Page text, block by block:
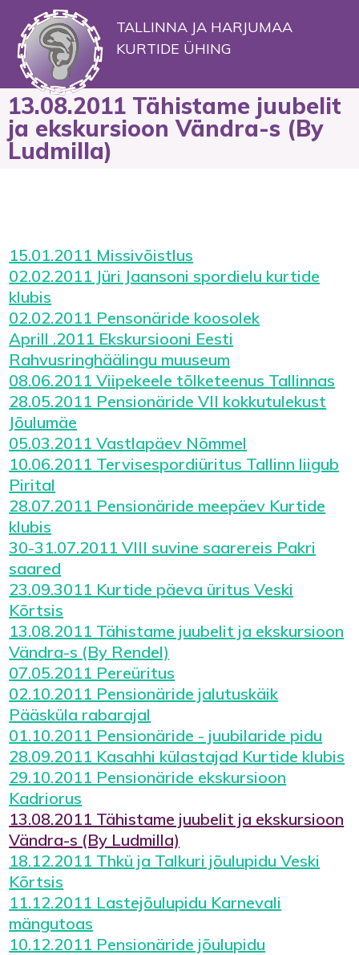
TALLINNA JA HARJUMAA
KURTIDE ÜHING
13.08.2011 Tähistame juubelit
ja ekskursioon Vändra-s (By
Ludmilla)
15.01.2011 Missivõistlus
02.02.2011 Jüri Jaansoni spordielu kurtide
klubis
02.02.2011 Pensonäride koosolek
Aprill .2011 Ekskursiooni Eesti
Rahvusringhäälingu muuseum
08.06.2011 Viipekeele tõlketeenus Tallinnas
28.05.2011 Pensionäride VII kokkutulekust
Jõulumäe
05.03.2011 Vastlapäev Nõmmel
10.06.2011 Tervisespordiüritus Tallinn liigub
Pirital
28.07.2011 Pensionäride meepäev Kurtide
klubis
30-31.07.2011 VIII suvine saarereis Pakri
saared
23.09.3011 Kurtide päeva üritus Veski
Kõrtsis
13.08.2011 Tähistame juubelit ja ekskursioon
Vändra-s (By Rendel)
07.05.2011 Pereüritus
02.10.2011 Pensionäride jalutuskäik
Pääsküla rabarajal
01.10.2011 Pensionäride - juubilaride pidu
28.09.2011 Kasahhi külastajad Kurtide klubis
29.10.2011 Pensionäride ekskursioon
Kadriorus
13.08.2011 Tähistame juubelit ja ekskursioon
Vändra-s (By Ludmilla)
18.12.2011 Thkü ja Talkuri jõulupidu Veski
Kõrtsis
11.12.2011 Lastejõulupidu Karnevali
mängutoas
10.12.2011 Pensionäride jõulupidu